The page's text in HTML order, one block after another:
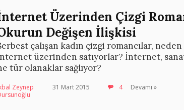
Üzerinden Çizgi
Değişen İlişkisi
çalışan kadın çizgi romancılar,
üzerinden satıyorlar? İnternet,
tür olanaklar sağlıyor?
Zeynep
31 Mart 2015 4 Devamı »